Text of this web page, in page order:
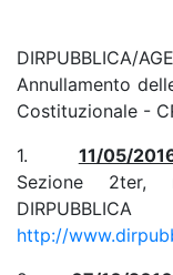
Annullamento
Costituzionale -
1. 11/05/
Sezione 2ter,
http://